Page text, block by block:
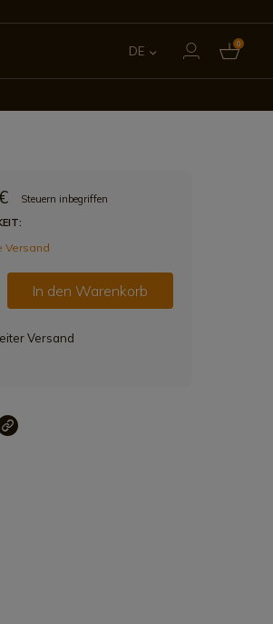
DE 0
Steuern inbegriffen
Versand
In den Warenkorb
Versand